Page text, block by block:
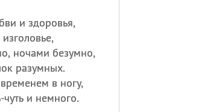
и здоровья,
ночами безумно,
разумных.
временем в ногу,
и немного.